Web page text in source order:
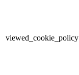
viewed_cookie_policy